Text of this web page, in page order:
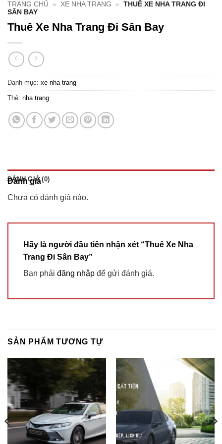
TRANG CHỦ » XE NHA TRANG »
THUÊ XE NHA TRANG ĐI
SÂN BAY
Thuê Xe Nha Trang Đi Sân Bay
Danh mục: xe nha trang
Thẻ: nha trang
ĐÁNH GIÁ (0)
Đánh giá
Chưa có đánh giá nào.
Hãy là người đầu tiên nhận xét “Thuê Xe Nha
Trang Đi Sân Bay”
Bạn phải đăng nhập để gửi đánh giá.
SẢN PHẨM TƯƠNG TỰ